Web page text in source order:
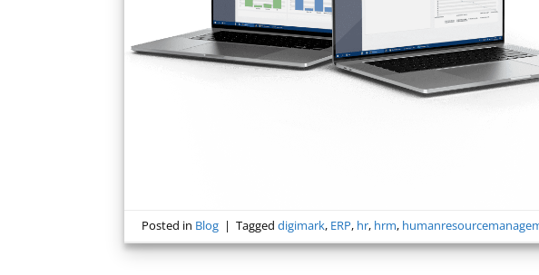
Posted in Blog | Taggeddigimark, ERP, hr, hrm,